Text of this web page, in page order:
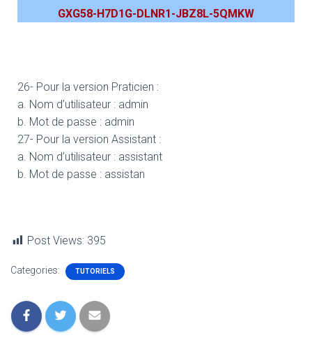
GXG58-H7D1G-DLNR1-JBZ8L-5QMKW
26- Pour la version Praticien :
a. Nom d’utilisateur : admin
b. Mot de passe : admin
27- Pour la version Assistant :
a. Nom d’utilisateur : assistant
b. Mot de passe : assistan
Post Views: 395
Categories: TUTORIELS